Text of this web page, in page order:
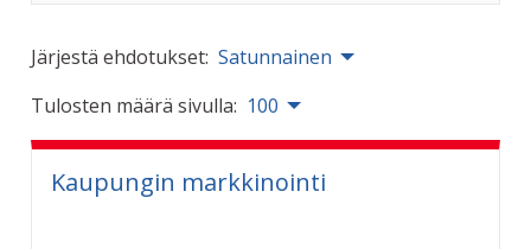
Järjestä ehdotukset: Satunnainen
Tulosten määrä sivulla: 100
Kaupungin markkinointi